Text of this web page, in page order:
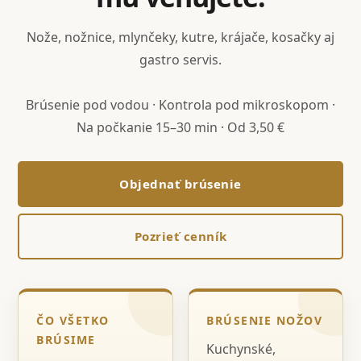
Nože, nožnice, mlynčeky, kutre, krájače, kosačky aj
gastro servis.
Brúsenie pod vodou · Kontrola pod mikroskopom ·
Na počkanie 15–30 min · Od 3,50 €
Objednať brúsenie
Pozrieť cenník
ČO VŠETKO
BRÚSIME
BRÚSENIE NOŽOV
Kuchynské,